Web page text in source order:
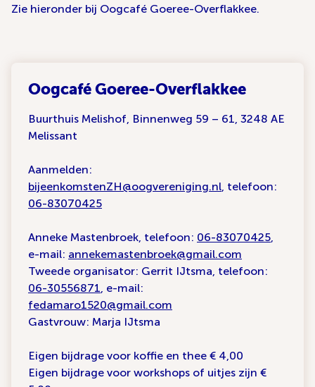
Zie hieronder bij Oogcafé Goeree-Overflakkee.
Oogcafé Goeree-Overflakkee
Buurthuis Melishof, Binnenweg 59 – 61, 3248 AE
Melissant
Aanmelden:
bijeenkomstenZH@oogvereniging.nl, telefoon:
06-83070425
Anneke Mastenbroek, telefoon: 06-83070425,
e-mail: annekemastenbroek@gmail.com
Tweede organisator: Gerrit IJtsma, telefoon:
06-30556871, e-mail:
fedamaro1520@gmail.com
Gastvrouw: Marja IJtsma
Eigen bijdrage voor koffie en thee € 4,00
Eigen bijdrage voor workshops of uitjes zijn €